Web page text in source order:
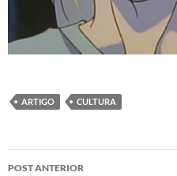
ARTIGO CULTURA
Navegação
POST ANTERIOR